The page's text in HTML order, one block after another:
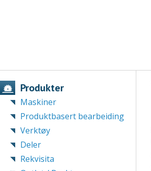
Produkter
Maskiner
Produktbasert bearbeiding
Verktøy
Deler
Rekvisita